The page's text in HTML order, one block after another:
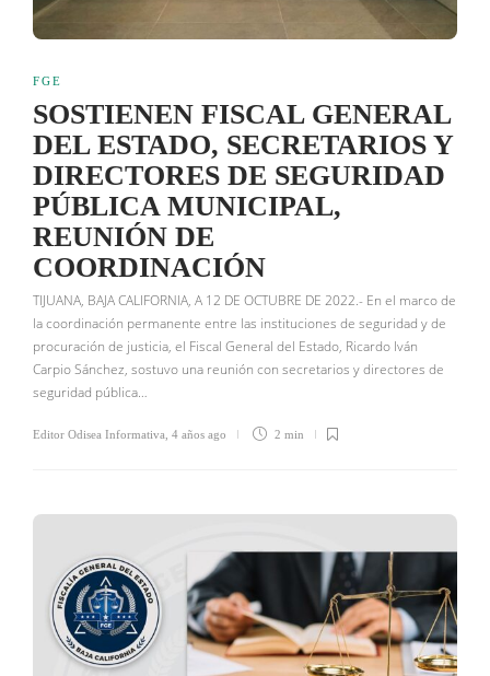
FGE
SOSTIENEN FISCAL GENERAL
DEL ESTADO, SECRETARIOS Y
DIRECTORES DE SEGURIDAD
PÚBLICA MUNICIPAL,
REUNIÓN DE
COORDINACIÓN
TIJUANA, BAJA CALIFORNIA, A 12 DE OCTUBRE DE 2022.- En el marco de
la coordinación permanente entre las instituciones de seguridad y de
procuración de justicia, el Fiscal General del Estado, Ricardo Iván
Carpio Sánchez, sostuvo una reunión con secretarios y directores de
seguridad pública…
Editor Odisea Informativa 4 años ago 2 min